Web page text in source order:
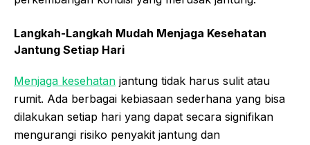
Langkah-Langkah Mudah Menjaga Kesehatan
Jantung Setiap Hari
Menjaga kesehatan jantung tidak harus sulit atau
rumit. Ada berbagai kebiasaan sederhana yang bisa
dilakukan setiap hari yang dapat secara signifikan
mengurangi risiko penyakit jantung dan